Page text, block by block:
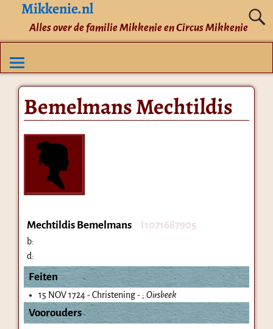
Mikkenie.nl
Alles over de familie Mikkenie en Circus Mikkenie
Bemelmans Mechtildis
Mechtildis Bemelmans I1071687905
b:
d:
Feiten
15 NOV 1724 - Christening - ; Oirsbeek
Voorouders